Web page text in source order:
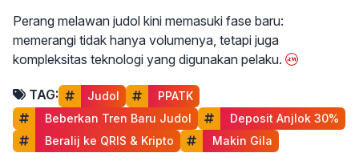
Perang melawan judol kini memasuki fase baru:
memerangi tidak hanya volumenya, tetapi juga
kompleksitas teknologi yang digunakan pelaku.
TAG: Judol
PPATK
Beberkan Tren Baru Judol
Deposit Anjlok 30%
Beralij ke QRIS & Kripto
Makin Gila